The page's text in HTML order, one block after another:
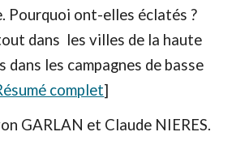
Pourquoi ont-elles éclatés ?
dans les villes de la haute
dans les campagnes de basse
complet]
GARLAN et Claude NIERES.